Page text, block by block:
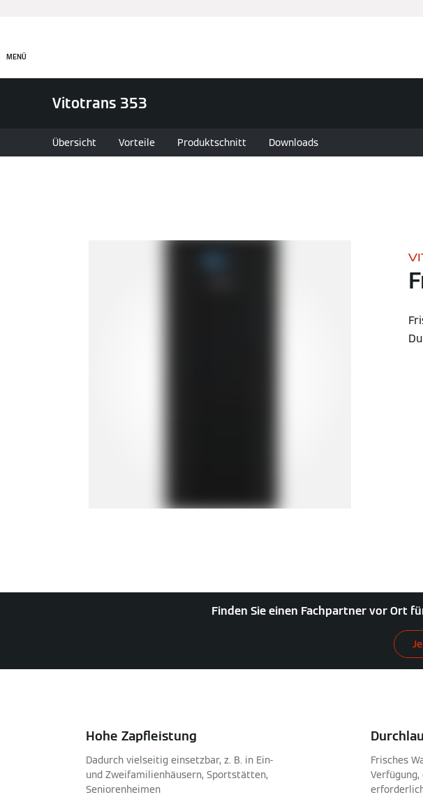
MENÜ
Vitotrans 353
Übersicht Vorteile Produktschnitt Downloads
Finden Sie einen Fachpartner vor Ort
Hohe Zapfleistung
Dadurch vielseitig einsetzbar, z. B. in Ein-
und Zweifamilienhäusern, Sportstätten,
Seniorenheimen
Frisches